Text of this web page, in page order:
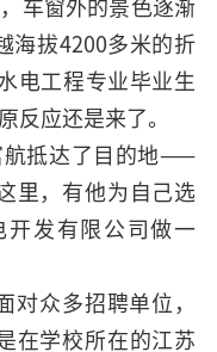
车窗外的景色逐渐
海拔4200多米的折
电工程专业毕业生
反应还是来了。
航抵达了目的地——
里，有他为自己选
开发有限公司做一
对众多招聘单位，
在学校所在的江苏